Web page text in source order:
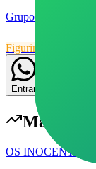
Grupo exclusivo
Figurinhas
Entrar
Mais
OS INOCENTES